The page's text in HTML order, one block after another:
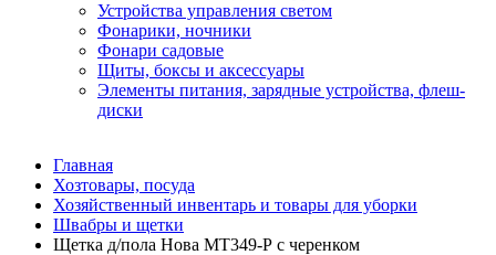
Устройства управления светом
Фонарики, ночники
Фонари садовые
Щиты, боксы и аксессуары
Элементы питания, зарядные устройства, флеш-
диски
Главная
Хозтовары, посуда
Хозяйственный инвентарь и товары для уборки
Швабры и щетки
Щетка д/пола Нова МТ349-Р с черенком